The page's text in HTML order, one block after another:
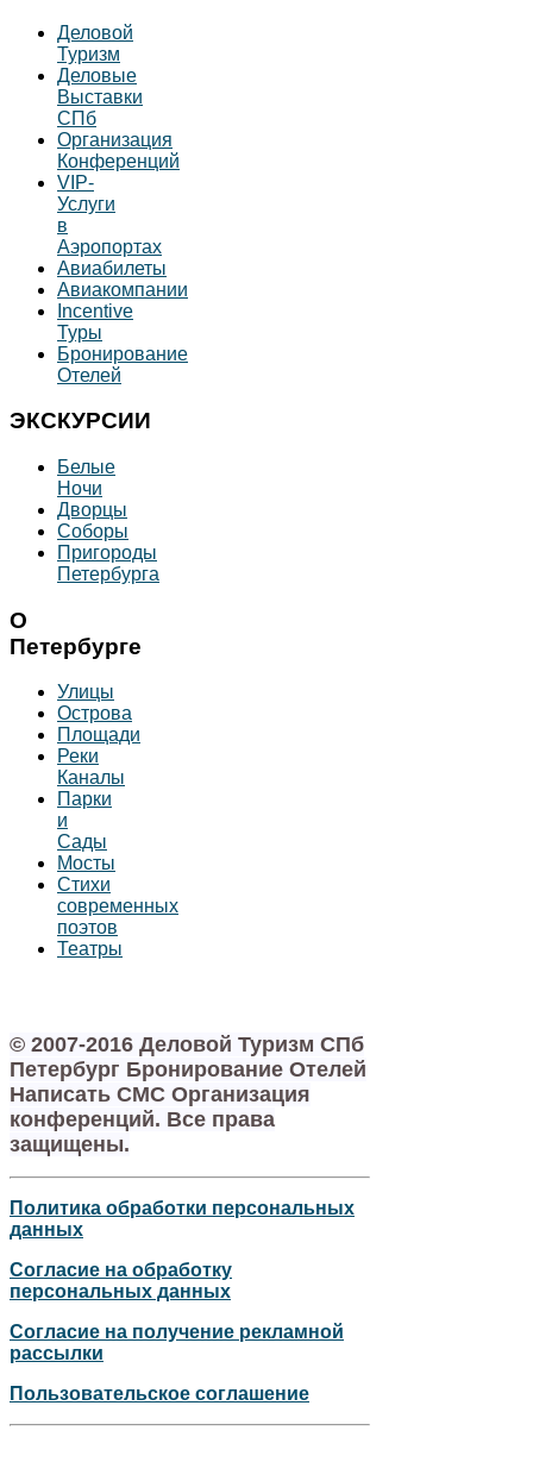
Деловой
Туризм
Деловые
Выставки
СПб
Организация
Конференций
VIP-
Услуги
в
Аэропортах
Авиабилеты
Авиакомпании
Incentive
Туры
Бронирование
Отелей
ЭКСКУРСИИ
Белые
Ночи
Дворцы
Соборы
Пригороды
Петербурга
О
Петербурге
Улицы
Острова
Площади
Реки
Каналы
Парки
и
Сады
Мосты
Стихи
современных
поэтов
Театры
© 2007-2016 Деловой Туризм СПб
Петербург Бронирование Отелей
Написать СМС Организация
конференций. Все права
защищены.
Политика обработки персональных
данных
Согласие на обработку
персональных данных
Согласие на получение рекламной
рассылки
Пользовательское соглашение